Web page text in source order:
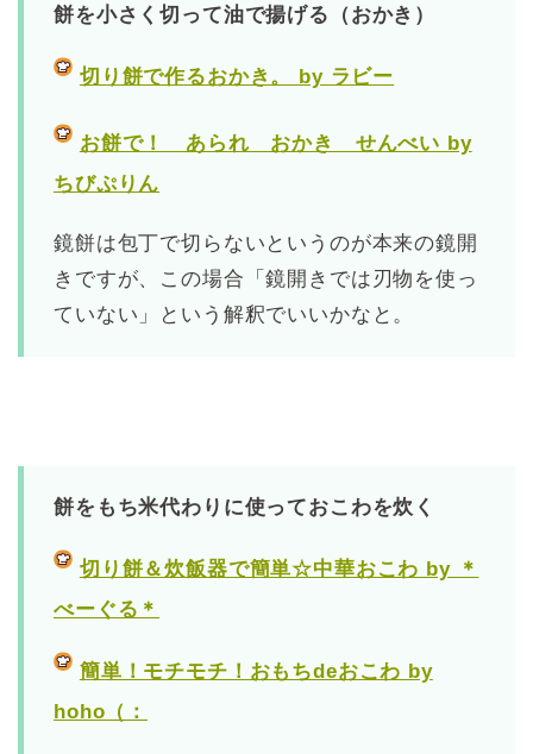
餅を小さく切って油で揚げる（おかき）
切り餅で作るおかき。 by ラビー
お餅で！ あられ おかき せんべい by
ちびぷりん
鏡餅は包丁で切らないというのが本来の鏡開
きですが、この場合「鏡開きでは刃物を使っ
ていない」という解釈でいいかなと。
餅をもち米代わりに使っておこわを炊く
切り餅＆炊飯器で簡単☆中華おこわ by ＊
べーぐる＊
簡単！モチモチ！おもちdeおこわ by
hoho（：